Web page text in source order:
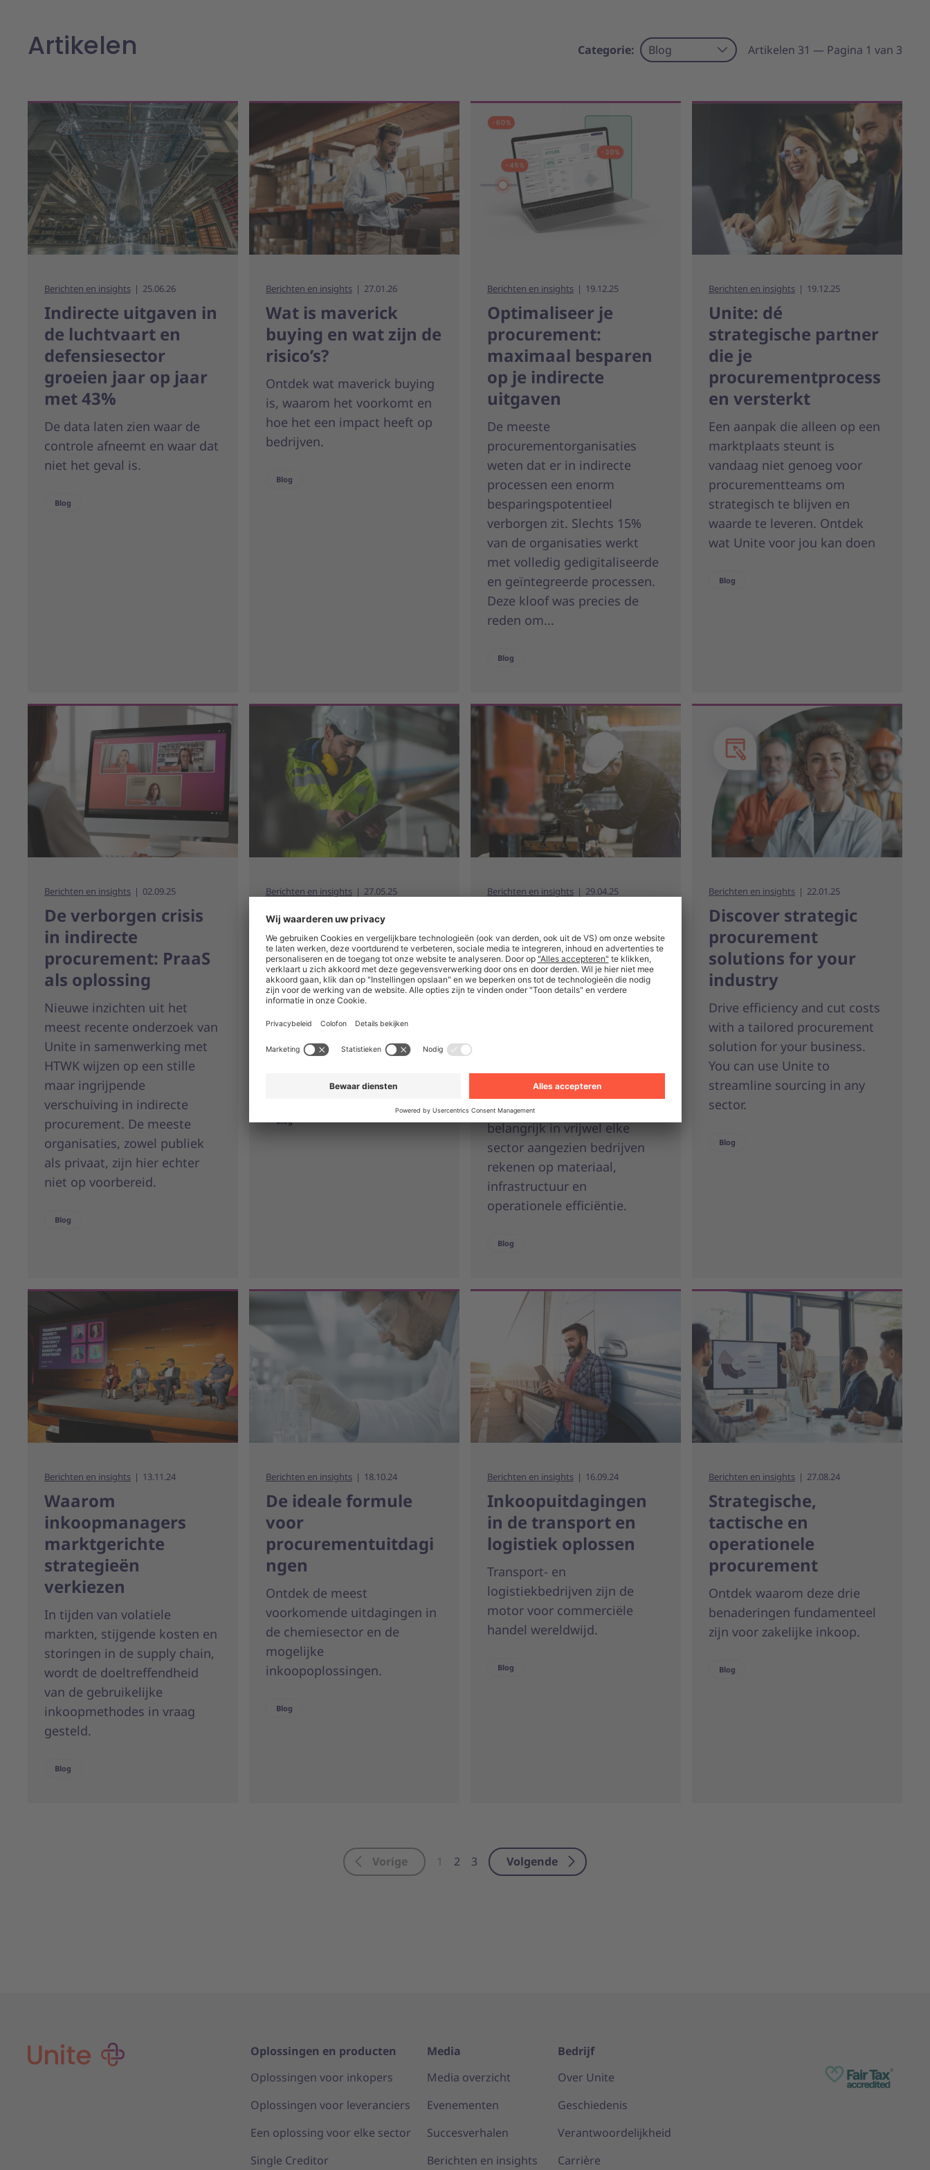
Artikelen Categorie: Blog Artikelen 31 — Pagina 1 van 3
Vorige 1 2 3 Volgende
Berichten en insights 25.06.26
Indirecte uitgaven in
de luchtvaart en
defensiesector
groeien jaar op jaar
met 43%
De data laten zien waar de
controle afneemt en waar dat
niet het geval is.
Blog
Berichten en insights 27.01.26
Wat is maverick
buying en wat zijn de
risico’s?
Ontdek wat maverick buying
is, waarom het voorkomt en
hoe het een impact heeft op
bedrijven.
Blog
Berichten en insights 19.12.25
Optimaliseer je
procurement:
maximaal besparen
op je indirecte
uitgaven
De meeste
procurementorganisaties
weten dat er in indirecte
processen een enorm
besparingspotentieel
verborgen zit. Slechts 15%
van de organisaties werkt
met volledig gedigitaliseerde
en geïntegreerde processen.
Deze kloof was precies de
reden om...
Blog
Berichten en insights 19.12.25
Unite: dé
strategische partner
die je
procurementprocess
en versterkt
Een aanpak die alleen op een
marktplaats steunt is
vandaag niet genoeg voor
procurementteams om
strategisch te blijven en
waarde te leveren. Ontdek
wat Unite voor jou kan doen
Blog
Berichten en insights 02.09.25
De verborgen crisis
in indirecte
procurement: PraaS
als oplossing
Nieuwe inzichten uit het
meest recente onderzoek van
Unite in samenwerking met
HTWK wijzen op een stille
maar ingrijpende
verschuiving in indirecte
procurement. De meeste
organisaties, zowel publiek
als privaat, zijn hier echter
niet op voorbereid.
Blog
Berichten en insights 27.05.25
Slimme PBM voor
meer
arbeidsveiligheid
Ontdek hoe efficiënte
procurement van persoonlijke
beschermingsmiddelen
risico’s beperkt, kosten
compliant houdt.
Blog
Berichten en insights 29.04.25
bespaar kosten,
verkort
doorlooptijden en
verhoog de
Repair and Operations’
(onderhoud, reparatie en
bedrijfsvoering) en is
belangrijk in vrijwel elke
sector aangezien bedrijven
rekenen op materiaal,
infrastructuur en
operationele efficiëntie.
Blog
Berichten en insights 22.01.25
Discover strategic
procurement
solutions for your
industry
Drive efficiency and cut costs
with a tailored procurement
solution for your business.
You can use Unite to
streamline sourcing in any
sector.
Blog
Berichten en insights 13.11.24
Waarom
inkoopmanagers
marktgerichte
strategieën
verkiezen
In tijden van volatiele
markten, stijgende kosten en
storingen in de supply chain,
wordt de doeltreffendheid
van de gebruikelijke
inkoopmethodes in vraag
gesteld.
Blog
Berichten en insights 18.10.24
De ideale formule
voor
procurementuitdagi
ngen
Ontdek de meest
voorkomende uitdagingen in
de chemiesector en de
mogelijke
inkoopoplossingen.
Blog
Berichten en insights 16.09.24
Inkoopuitdagingen
in de transport en
logistiek oplossen
Transport- en
logistiekbedrijven zijn de
motor voor commerciële
handel wereldwijd.
Blog
Berichten en insights 27.08.24
Strategische,
tactische en
operationele
procurement
Ontdek waarom deze drie
benaderingen fundamenteel
zijn voor zakelijke inkoop.
Blog
Oplossingen en producten
Oplossingen voor inkopers
Oplossingen voor leveranciers
Een oplossing voor elke sector
Single Creditor
Media
Media overzicht
Evenementen
Succesverhalen
Berichten en insights
Bedrijf
Over Unite
Geschiedenis
Verantwoordelijkheid
Carrière